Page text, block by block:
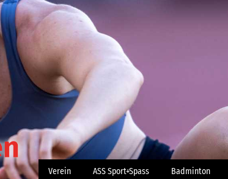
Verein ASS Sport+Spass Badminton